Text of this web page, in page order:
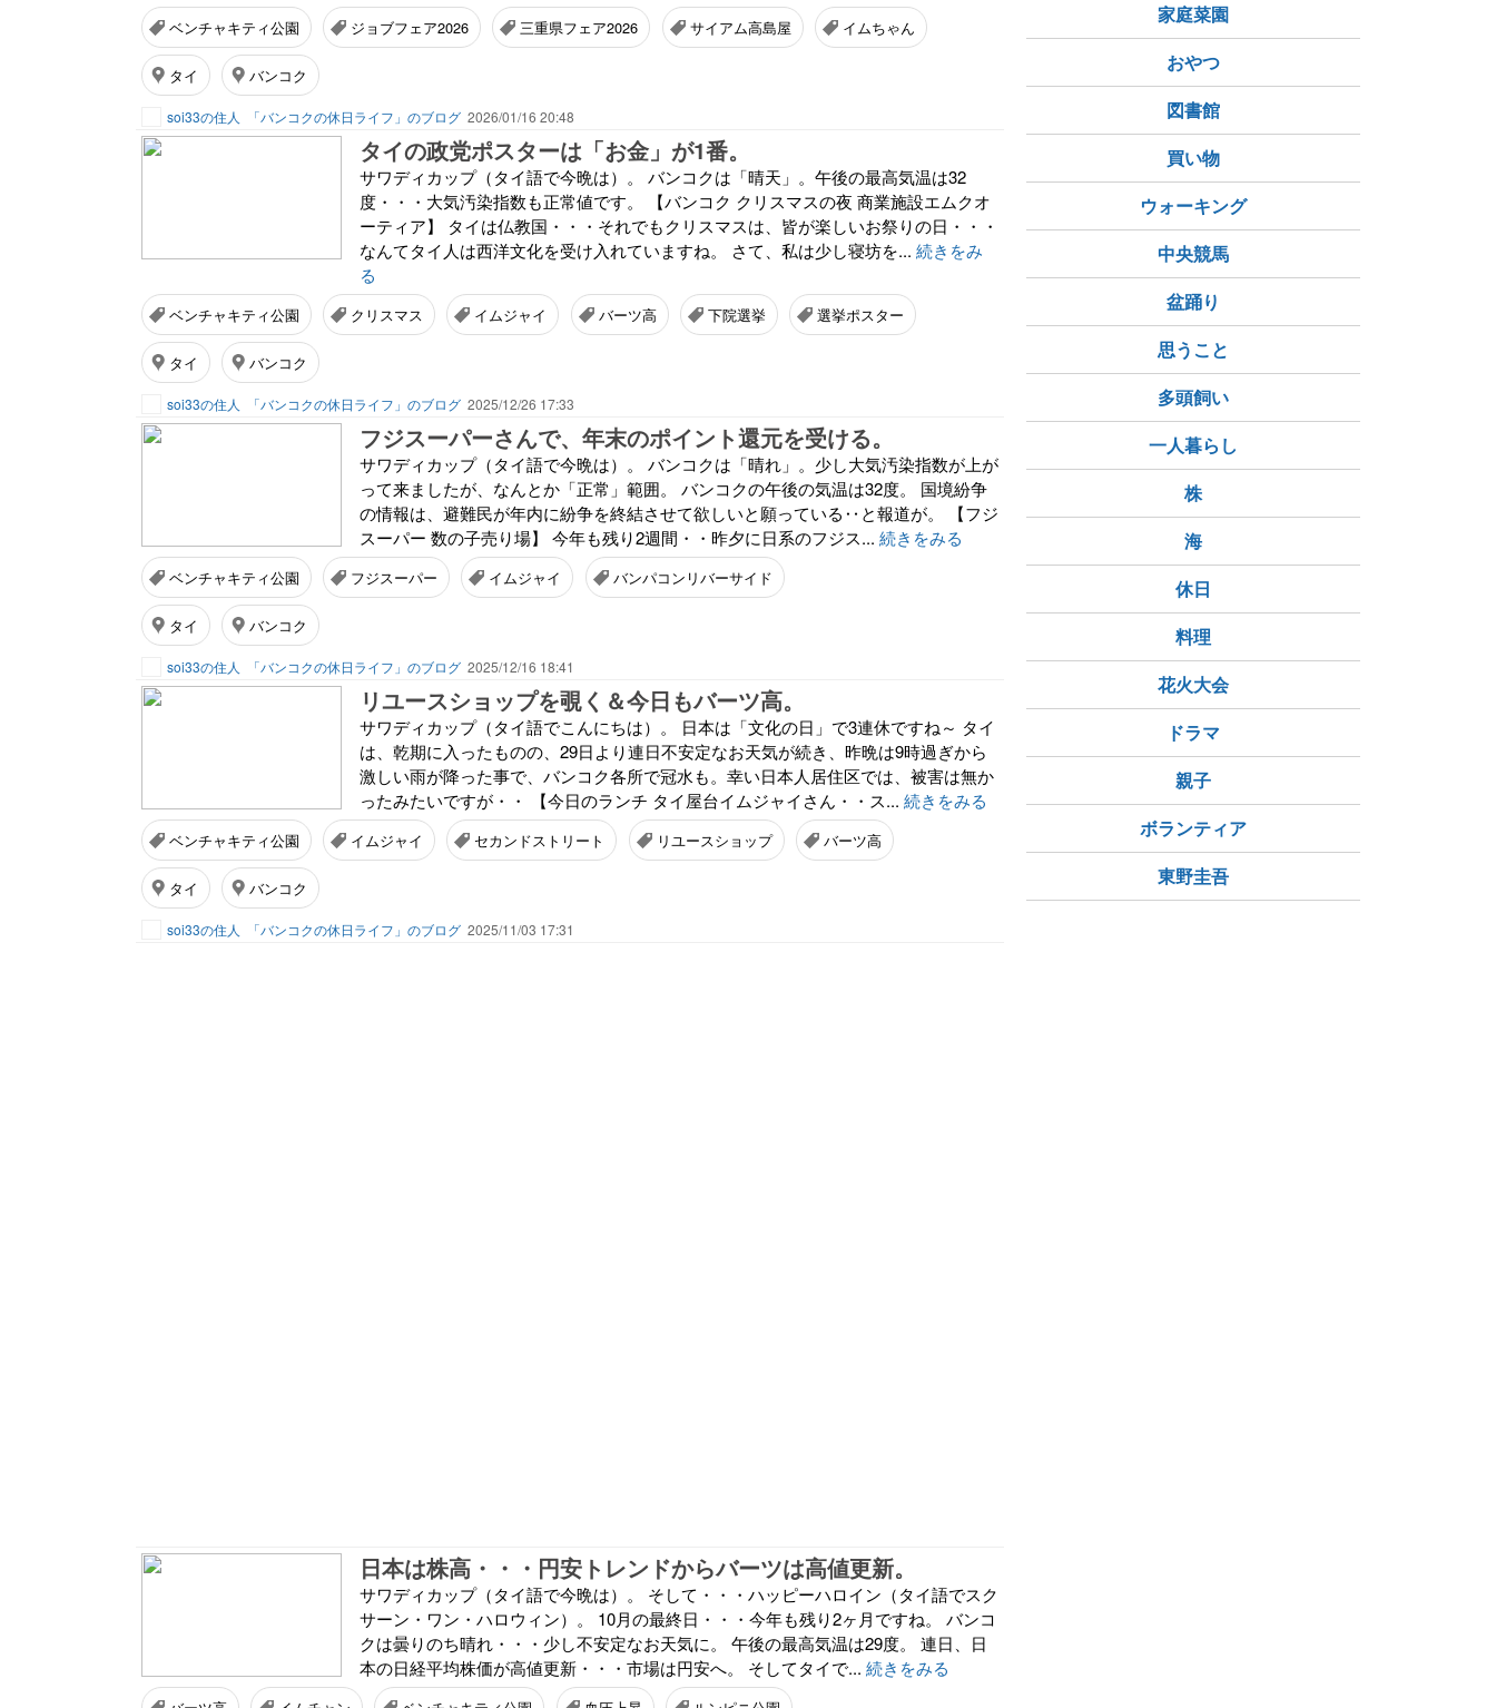
ベンチャキティ公園 ジョブフェア2026 三重県フェア2026 サイアム高島屋 イムちゃん
タイ バンコク
soi33の住人 「バンコクの休日ライフ」のブログ 2026/01/16 20:48
タイの政党ポスターは「お金」が1番。
サワディカップ（タイ語で今晩は）。 バンコクは「晴天」。午後の最高気温は32
度・・・大気汚染指数も正常値です。 【バンコク クリスマスの夜 商業施設エムクオ
ーティア】 タイは仏教国・・・それでもクリスマスは、皆が楽しいお祭りの日・・・
なんてタイ人は西洋文化を受け入れていますね。 さて、私は少し寝坊を... 続きをみ
る
ベンチャキティ公園 クリスマス イムジャイ バーツ高 下院選挙 選挙ポスター
タイ バンコク
soi33の住人 「バンコクの休日ライフ」のブログ 2025/12/26 17:33
フジスーパーさんで、年末のポイント還元を受ける。
サワディカップ（タイ語で今晩は）。 バンコクは「晴れ」。少し大気汚染指数が上が
って来ましたが、なんとか「正常」範囲。 バンコクの午後の気温は32度。 国境紛争
の情報は、避難民が年内に紛争を終結させて欲しいと願っている‥と報道が。 【フジ
スーパー 数の子売り場】 今年も残り2週間・・昨夕に日系のフジス... 続きをみる
ベンチャキティ公園 フジスーパー イムジャイ バンパコンリバーサイド
タイ バンコク
soi33の住人 「バンコクの休日ライフ」のブログ 2025/12/16 18:41
リユースショップを覗く＆今日もバーツ高。
サワディカップ（タイ語でこんにちは）。 日本は「文化の日」で3連休ですね～ タイ
は、乾期に入ったものの、29日より連日不安定なお天気が続き、昨晩は9時過ぎから
激しい雨が降った事で、バンコク各所で冠水も。幸い日本人居住区では、被害は無か
ったみたいですが・・ 【今日のランチ タイ屋台イムジャイさん・・ス... 続きをみる
ベンチャキティ公園 イムジャイ セカンドストリート リユースショップ バーツ高
タイ バンコク
soi33の住人 「バンコクの休日ライフ」のブログ 2025/11/03 17:31
日本は株高・・・円安トレンドからバーツは高値更新。
サワディカップ（タイ語で今晩は）。 そして・・・ハッピーハロイン（タイ語でスク
サーン・ワン・ハロウィン）。 10月の最終日・・・今年も残り2ヶ月ですね。 バンコ
クは曇りのち晴れ・・・少し不安定なお天気に。 午後の最高気温は29度。 連日、日
本の日経平均株価が高値更新・・・市場は円安へ。 そしてタイで... 続きをみる
家庭菜園
おやつ
図書館
買い物
ウォーキング
中央競馬
盆踊り
思うこと
多頭飼い
一人暮らし
株
海
休日
料理
花火大会
ドラマ
親子
ボランティア
東野圭吾